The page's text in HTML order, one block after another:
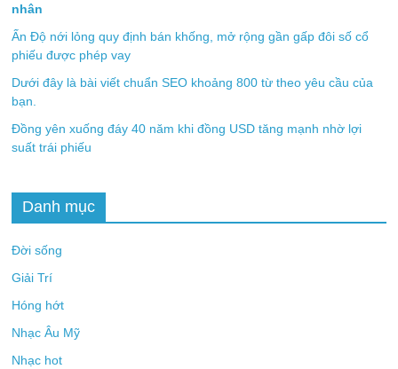
nhân
Ấn Độ nới lỏng quy định bán khống, mở rộng gần gấp đôi số cổ
phiếu được phép vay
Dưới đây là bài viết chuẩn SEO khoảng 800 từ theo yêu cầu của
bạn.
Đồng yên xuống đáy 40 năm khi đồng USD tăng mạnh nhờ lợi
suất trái phiếu
Danh mục
Đời sống
Giải Trí
Hóng hớt
Nhạc Âu Mỹ
Nhạc hot